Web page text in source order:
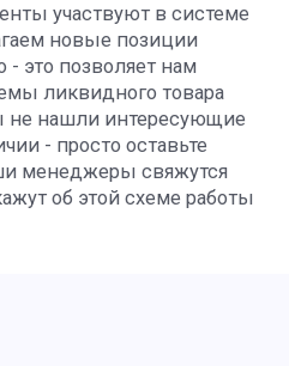
участвуют в системе
новые позиции
- это позволяет нам
ликвидного товара
не нашли интересующие
- просто оставьте
менеджеры свяжутся
об этой схеме работы